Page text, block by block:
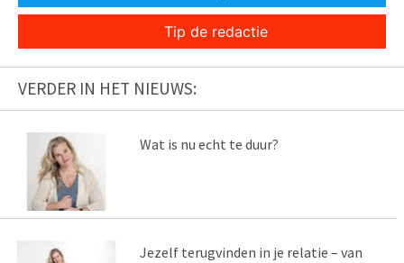
Tip de redactie
VERDER IN HET NIEUWS:
Wat is nu echt te duur?
Jezelf terugvinden in je relatie – van